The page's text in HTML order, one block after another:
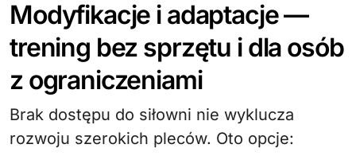
Modyfikacje i adaptacje —
trening bez sprzętu i dla osób
z ograniczeniami
Brak dostępu do siłowni nie wyklucza
rozwoju szerokich pleców. Oto opcje: